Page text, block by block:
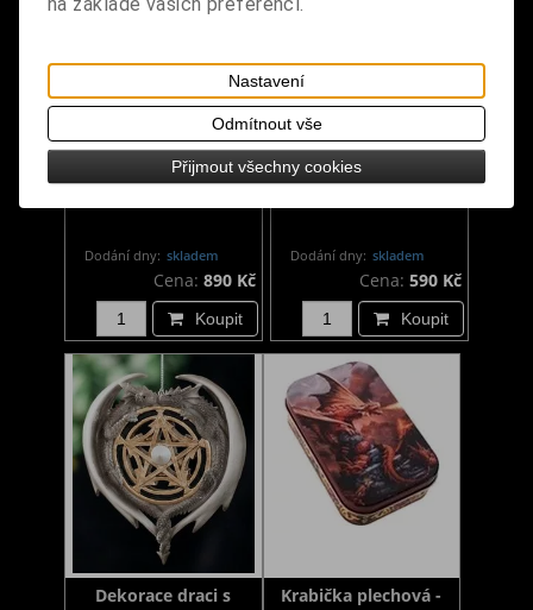
Spiritistická tabulka -
Dodání dny: skladem
Cena: 890 Kč
Koupit
Dekorace drak na
Dodání dny: skladem
Cena: 590 Kč
Koupit
Dekorace draci s
Krabička plechová -
Nastavení
Odmítnout vše
Přijmout všechny cookies